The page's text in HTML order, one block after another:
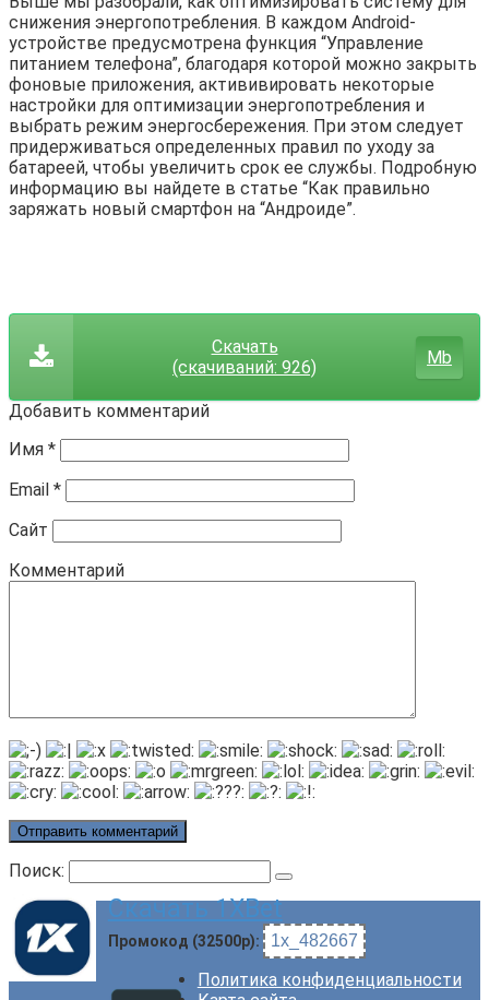
снижения энергопотребления. В каждом Android-
устройстве предусмотрена функция “Управление
питанием телефона”, благодаря которой можно закрыть
фоновые приложения, актививировать некоторые
настройки для оптимизации энергопотребления и
выбрать режим энергосбережения. При этом следует
придерживаться определенных правил по уходу за
батареей, чтобы увеличить срок ее службы. Подробную
информацию вы найдете в статье “Как правильно
заряжать новый смартфон на “Андроиде”.
Скачать
(cкачиваний: 926)
Mb
Добавить комментарий
Имя *
Email *
Сайт
Комментарий
Поиск:
Скачать 1XBet
Промокод (32500р): 1x_482667
Политика конфиденциальности